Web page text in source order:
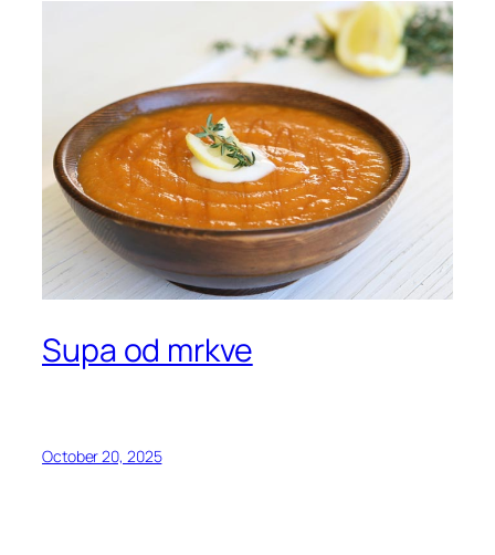
Supa od mrkve
October 20, 2025